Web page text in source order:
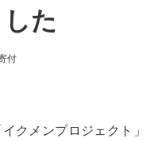
た
付
クメンプロジェクト」